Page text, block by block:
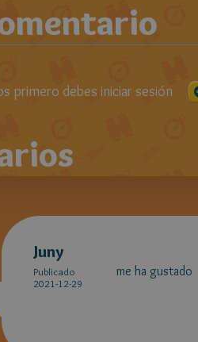
primero debes iniciar sesión
Juny
Publicado
2021-12-29
me ha gustado